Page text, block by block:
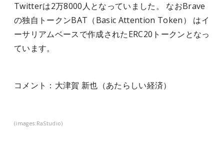
Twitterは2万8000人となっていました。 なおBrave
の独自トークンBAT（Basic Attention Token） はイ
ーサリアムベースで作成されたERC20トークンとなっ
ています。
コメン ト：大津賀 新也（あたらしい経済）
(images:RaStudio)